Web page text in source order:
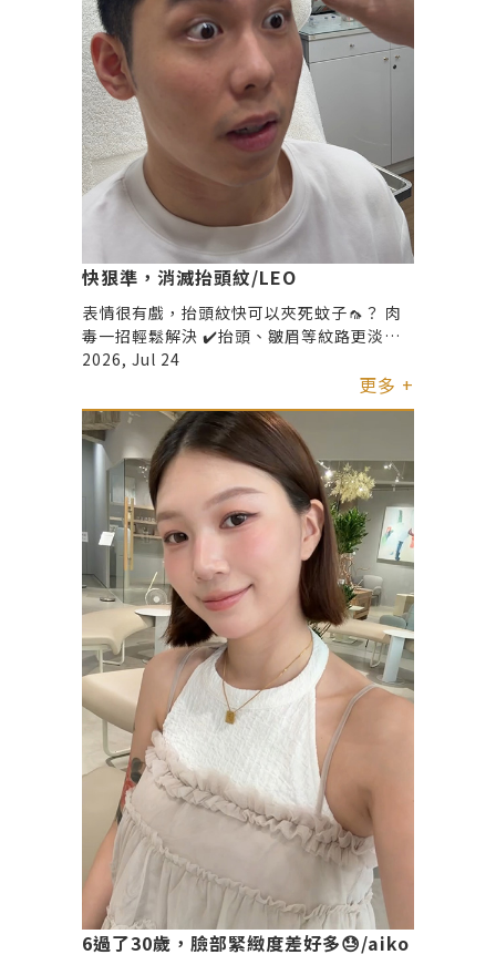
快狠準，消滅抬頭紋/LEO
表情很有戲，抬頭紋快可以夾死蚊子🦟？ 肉
毒一招輕鬆解決 ✔️抬頭、皺眉等紋路更淡化
✔️表情放鬆但不僵硬 ✔️臉部線條更乾淨俐落
2026, Jul 24
更多 +
6過了30歲，臉部緊緻度差好多😓/aiko